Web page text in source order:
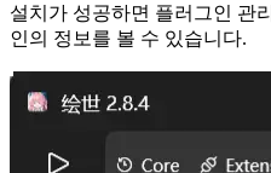
설치가 성공하면 플러그인 관
인의 정보를 볼 수 있습니다.